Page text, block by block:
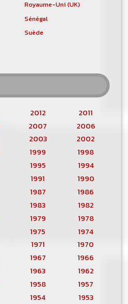
Royaume-Uni (UK)
Sénégal
Suède
2012
2011
2007
2006
2003
2002
1999
1998
1995
1994
1991
1990
1987
1986
1983
1982
1979
1978
1975
1974
1971
1970
1967
1966
1963
1962
1958
1957
1954
1953